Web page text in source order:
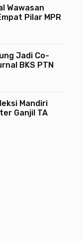
Wawasan
Pilar MPR
Jadi Co-
BKS PTN
Mandiri
Ganjil TA